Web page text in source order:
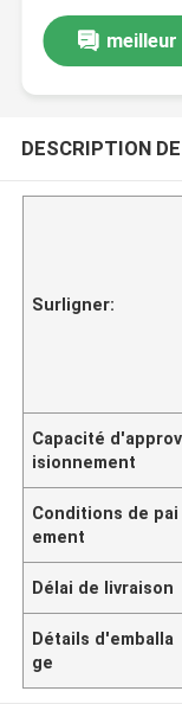
DESCRIPTION
Surligner:
Capacité d'approv
isionnement
Conditions de pai
ement
Délai de livraison
Détails d'emballa
ge